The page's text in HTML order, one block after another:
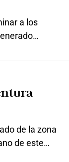
a los
como un
muchos
de la zona
de este